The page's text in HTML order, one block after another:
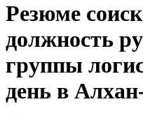
Резюме
должность
группы
день в